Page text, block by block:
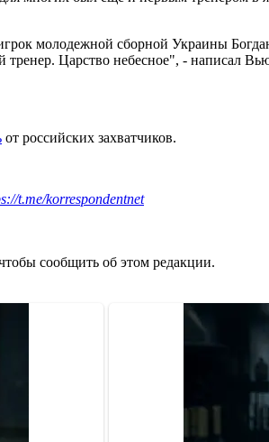
молодежной сборной Украины
Царство небесное", - написал
от российских захватчиков.
t.me/korrespondentnet
сообщить об этом редакции.